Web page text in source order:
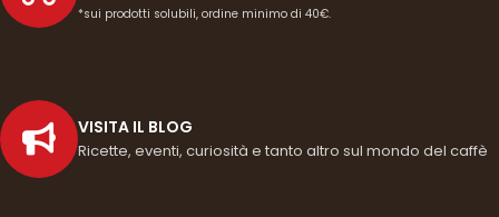
*sui prodotti solubili, ordine minimo di 40€.
VISITA IL BLOG
Ricette, eventi, curiosità e tanto altro sul mondo del caffè